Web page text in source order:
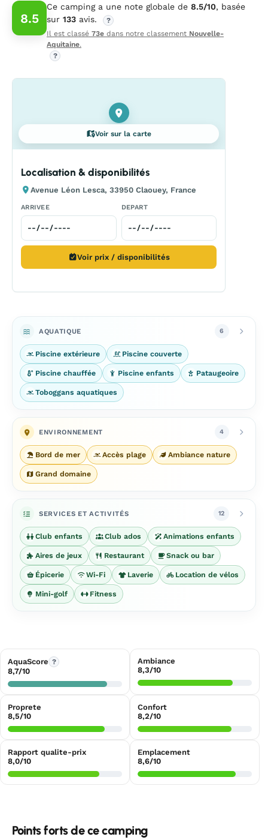
8.5
Ce camping a une note globale de 8.5/10, basée
sur 133 avis.
?
Il est classé 73e dans notre classement Nouvelle-
Aquitaine.
?
Voir sur la carte
Localisation & disponibilités
Avenue Léon Lesca, 33950 Claouey, France
ARRIVEE DEPART
Voir prix / disponibilités
AQUATIQUE 6
Piscine extérieure Piscine couverte
Piscine chauffée Piscine enfants Pataugeoire
Toboggans aquatiques
ENVIRONNEMENT 4
Bord de mer Accès plage Ambiance nature
Grand domaine
SERVICES ET ACTIVITÉS 12
Club enfants Club ados Animations enfants
Aires de jeux Restaurant Snack ou bar
Épicerie Wi-Fi Laverie Location de vélos
Mini-golf Fitness
AquaScore ?
8,7/10
Ambiance
8,3/10
Proprete
8,5/10
Confort
8,2/10
Rapport qualite-prix
8,0/10
Emplacement
8,6/10
Points forts de ce camping